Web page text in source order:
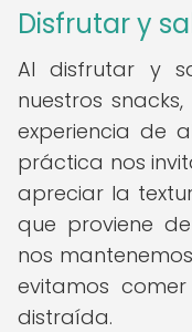
Disfrutar y
Al disfrutar y
nuestros
experiencia de
práctica nos
apreciar la
que proviene
nos
evitamos
distraída.